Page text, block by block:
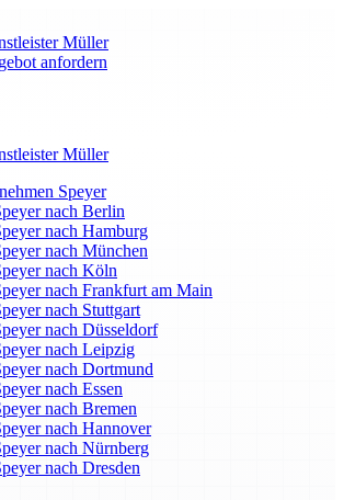
Müller
anfordern
Müller
Speyer
nach Berlin
nach Hamburg
nach München
nach Köln
nach Frankfurt am Main
nach Stuttgart
nach Düsseldorf
nach Leipzig
nach Dortmund
nach Essen
nach Bremen
nach Hannover
nach Nürnberg
nach Dresden